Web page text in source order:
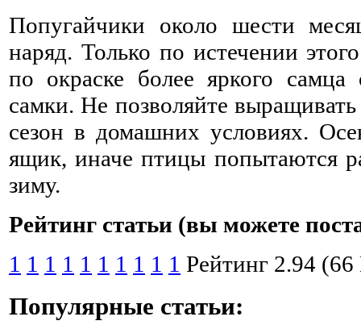
Попугайчики около шести
наряд. Только по истечении
по окраске более яркого
самки. Не позволяйте
сезон в домашних условиях.
ящик, иначе птицы попытаются
зиму.
Рейтинг статьи (вы можете
1 1 1 1 1 1 1 1 1 1 Рейтинг 2.94 (66
Популярные статьи: